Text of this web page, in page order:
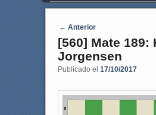
Navegaci�n de entradas
← Anterior
[560] Mate 189:
Jorgensen
Publicado el 17/10/2017